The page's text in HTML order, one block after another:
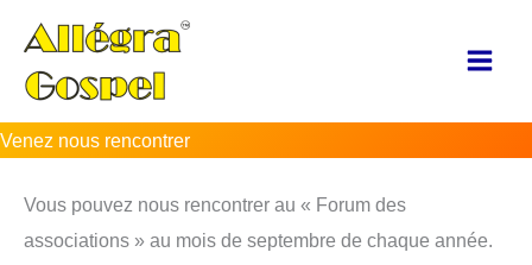
contenu
Venez nous rencontrer
Vous pouvez nous rencontrer au « Forum des
associations » au mois de septembre de chaque année.